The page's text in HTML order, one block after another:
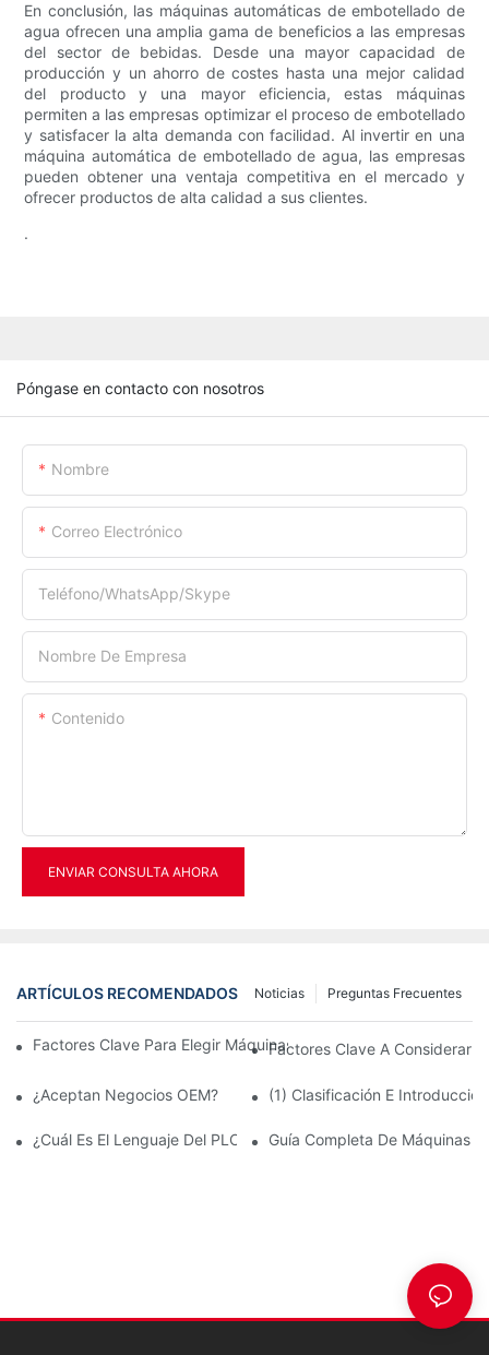
En conclusión, las máquinas automáticas de embotellado de
agua ofrecen una amplia gama de beneficios a las empresas
del sector de bebidas. Desde una mayor capacidad de
producción y un ahorro de costes hasta una mejor calidad
del producto y una mayor eficiencia, estas máquinas
permiten a las empresas optimizar el proceso de embotellado
y satisfacer la alta demanda con facilidad. Al invertir en una
máquina automática de embotellado de agua, las empresas
pueden obtener una ventaja competitiva en el mercado y
ofrecer productos de alta calidad a sus clientes.
.
Póngase en contacto con nosotros
Nombre
Correo Electrónico
Teléfono/WhatsApp/Skype
Nombre De Empresa
Contenido
ENVIAR CONSULTA AHORA
ARTÍCULOS RECOMENDADOS Preguntas Frecuentes
Noticias
Factores Clave Para Elegir Máquinas ISBM, SBM O EBM Para
Factores Clave A Considerar
¿Aceptan Negocios OEM? (1) Clasificación E
¿Cuál Es El Lenguaje Del PLC Y Del Panel Táctil?
Guía Completa De Máquinas